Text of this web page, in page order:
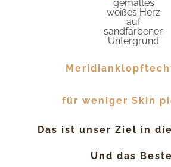
für weniger Skin
Das ist unser Ziel in
Und das